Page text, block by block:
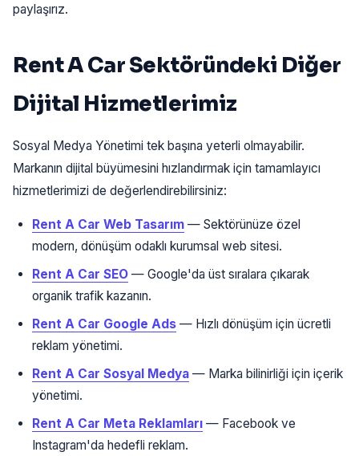
paylaşırız.
Rent A Car Sektöründeki Diğer
Dijital Hizmetlerimiz
Sosyal Medya Yönetimi tek başına yeterli olmayabilir.
Markanın dijital büyümesini hızlandırmak için tamamlayıcı
hizmetlerimizi de değerlendirebilirsiniz:
Rent A Car Web Tasarım — Sektörünüze özel
modern, dönüşüm odaklı kurumsal web sitesi.
Rent A Car SEO — Google'da üst sıralara çıkarak
organik trafik kazanın.
Rent A Car Google Ads — Hızlı dönüşüm için ücretli
reklam yönetimi.
Rent A Car Sosyal Medya — Marka bilinirliği için içerik
yönetimi.
Rent A Car Meta Reklamları — Facebook ve
Instagram'da hedefli reklam.